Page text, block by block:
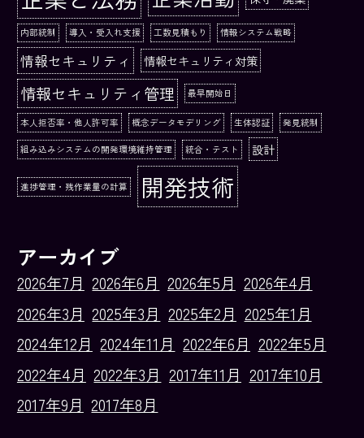
内部統制 導入・受入れ支援 工数見積もり 情報システム戦略
情報セキュリティ 情報セキュリティ対策
情報セキュリティ管理 最早開始日
本人拒否率・他人許可率 概念データモデリング 生体認証 発見統制
組み込みシステムの開発環境維持管理 統合・テスト 設計
進捗管理・残作業量の計算 開発技術
アーカイブ
2026年7月 2026年6月 2026年5月 2026年4月
2026年3月 2025年3月 2025年2月 2025年1月
2024年12月 2024年11月 2022年6月 2022年5月
2022年4月 2022年3月 2017年11月 2017年10月
2017年9月 2017年8月